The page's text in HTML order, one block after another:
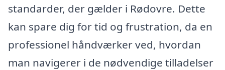
standarder, der gælder i Rødovre. Dette
kan spare dig for tid og frustration, da en
professionel håndværker ved, hvordan
man navigerer i de nødvendige tilladelser